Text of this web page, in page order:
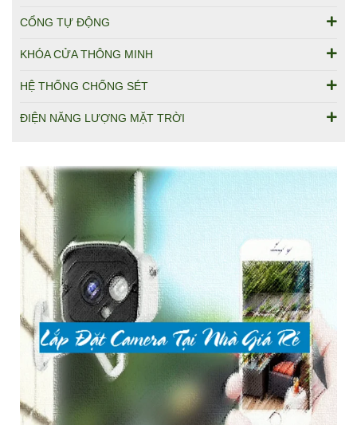
CỔNG TỰ ĐỘNG
KHÓA CỬA THÔNG MINH
HỆ THỐNG CHỐNG SÉT
ĐIỆN NĂNG LƯỢNG MẶT TRỜI